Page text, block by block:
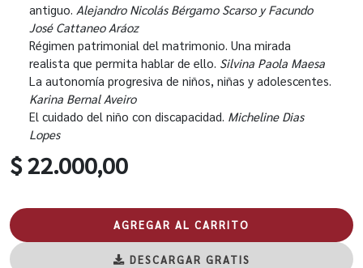
antiguo. Alejandro Nicolás Bérgamo Scarso y Facundo
José Cattaneo Aráoz
Régimen patrimonial del matrimonio. Una mirada
realista que permita hablar de ello. Silvina Paola Maesa
La autonomía progresiva de niños, niñas y adolescentes.
Karina Bernal Aveiro
El cuidado del niño con discapacidad. Micheline Dias
Lopes
$ 22.000,00
AGREGAR AL CARRITO
DESCARGAR GRATIS